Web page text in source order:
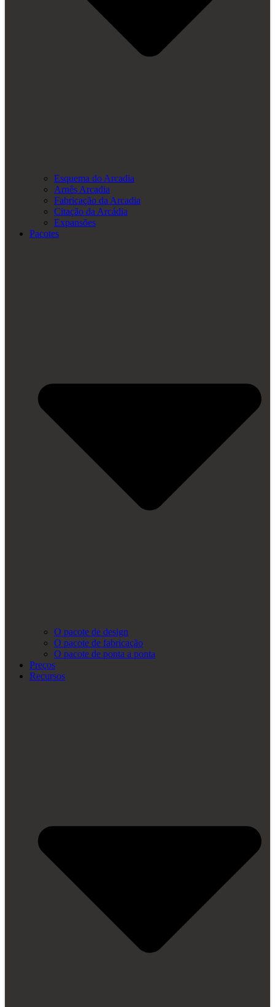
Esquema do Arcadia
Arnês Arcadia
Fabricação da Arcadia
Citação da Arcádia
Expansões
Pacotes
O pacote de design
O pacote de fabricação
O pacote de ponta a ponta
Preços
Recursos